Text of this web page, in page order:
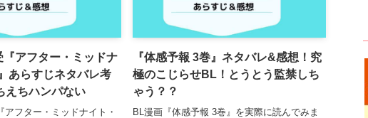
アフター・ミッドナ
あらすじネタバレ考
えちハンパない
アフター・ミッドナイト・
『体感予報 3巻』ネタバレ&感想！究
極のこじらせBL！とうとう監禁しち
ゃう？？
BL漫画『体感予報 3巻』を実際に読んでみま